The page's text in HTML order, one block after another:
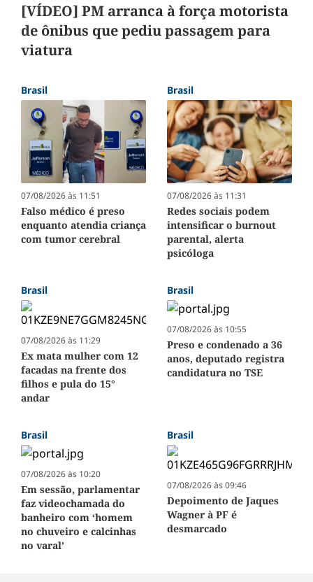
[VÍDEO] PM arranca à força motorista
de ônibus que pediu passagem para
viatura
Brasil
07/08/2026 às 11:51
Falso médico é preso
enquanto atendia criança
com tumor cerebral
Brasil
07/08/2026 às 11:31
Redes sociais podem
intensificar o burnout
parental, alerta
psicóloga
Brasil
07/08/2026 às 11:29
Ex mata mulher com 12
facadas na frente dos
filhos e pula do 15°
andar
Brasil
07/08/2026 às 10:55
Preso e condenado a 36
anos, deputado registra
candidatura no TSE
Brasil
07/08/2026 às 10:20
Em sessão, parlamentar
faz videochamada do
banheiro com ‘homem
no chuveiro e calcinhas
no varal’
Brasil
07/08/2026 às 09:46
Depoimento de Jaques
Wagner à PF é
desmarcado